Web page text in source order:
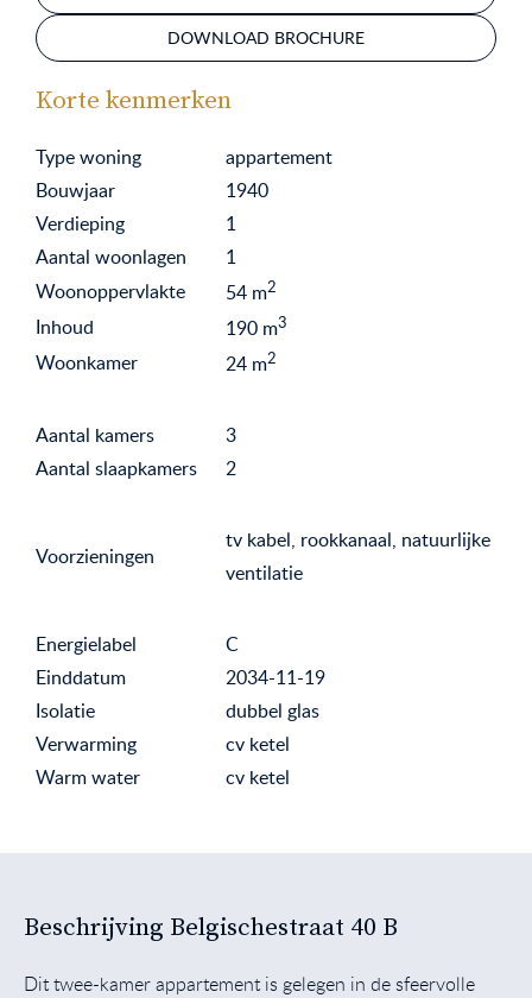
DOWNLOAD BROCHURE
Korte kenmerken
Type woning
appartement
Bouwjaar
1940
Verdieping
1
Aantal woonlagen
1
Woonoppervlakte
54 m2
Inhoud 190 m3
Woonkamer 24 m2
Aantal kamers
3
Aantal slaapkamers
2
Voorzieningen
tv kabel, rookkanaal, natuurlijke
ventilatie
Energielabel
C
Einddatum
2034-11-19
Isolatie
dubbel glas
Verwarming
cv ketel
Warm water
cv ketel
Beschrijving Belgischestraat 40 B
Dit twee-kamer appartement is gelegen in de sfeervolle